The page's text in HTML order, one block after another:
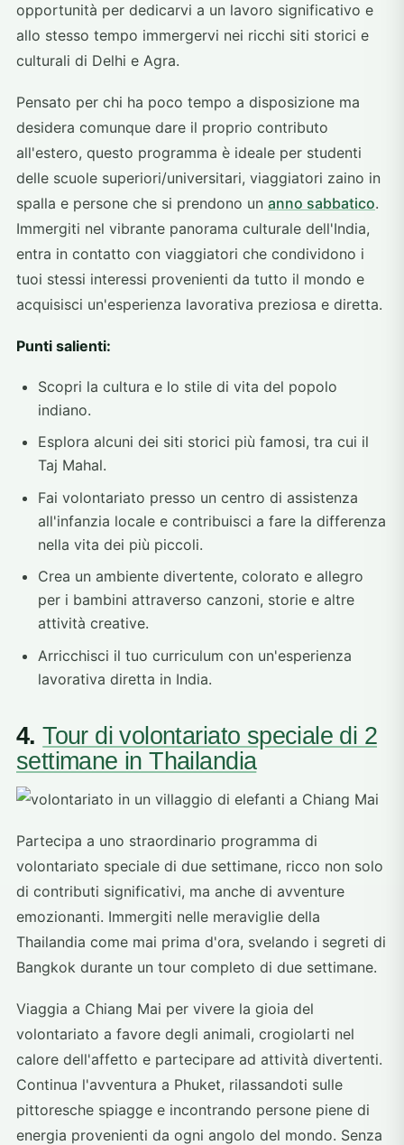
opportunità per dedicarvi a un lavoro significativo e
allo stesso tempo immergervi nei ricchi siti storici e
culturali di Delhi e Agra.
Pensato per chi ha poco tempo a disposizione ma
desidera comunque dare il proprio contributo
all'estero, questo programma è ideale per studenti
delle scuole superiori/universitari, viaggiatori zaino in
spalla e persone che si prendono un anno sabbatico.
Immergiti nel vibrante panorama culturale dell'India,
entra in contatto con viaggiatori che condividono i
tuoi stessi interessi provenienti da tutto il mondo e
acquisisci un'esperienza lavorativa preziosa e diretta.
Punti salienti:
Scopri la cultura e lo stile di vita del popolo
indiano.
Esplora alcuni dei siti storici più famosi, tra cui il
Taj Mahal.
Fai volontariato presso un centro di assistenza
all'infanzia locale e contribuisci a fare la differenza
nella vita dei più piccoli.
Crea un ambiente divertente, colorato e allegro
per i bambini attraverso canzoni, storie e altre
attività creative.
Arricchisci il tuo curriculum con un'esperienza
lavorativa diretta in India.
4.Tour di volontariato speciale di 2
settimane in Thailandia
Partecipa a uno straordinario programma di
volontariato speciale di due settimane, ricco non solo
di contributi significativi, ma anche di avventure
emozionanti. Immergiti nelle meraviglie della
Thailandia come mai prima d'ora, svelando i segreti di
Bangkok durante un tour completo di due settimane.
Viaggia a Chiang Mai per vivere la gioia del
volontariato a favore degli animali, crogiolarti nel
calore dell'affetto e partecipare ad attività divertenti.
Continua l'avventura a Phuket, rilassandoti sulle
pittoresche spiagge e incontrando persone piene di
energia provenienti da ogni angolo del mondo. Senza